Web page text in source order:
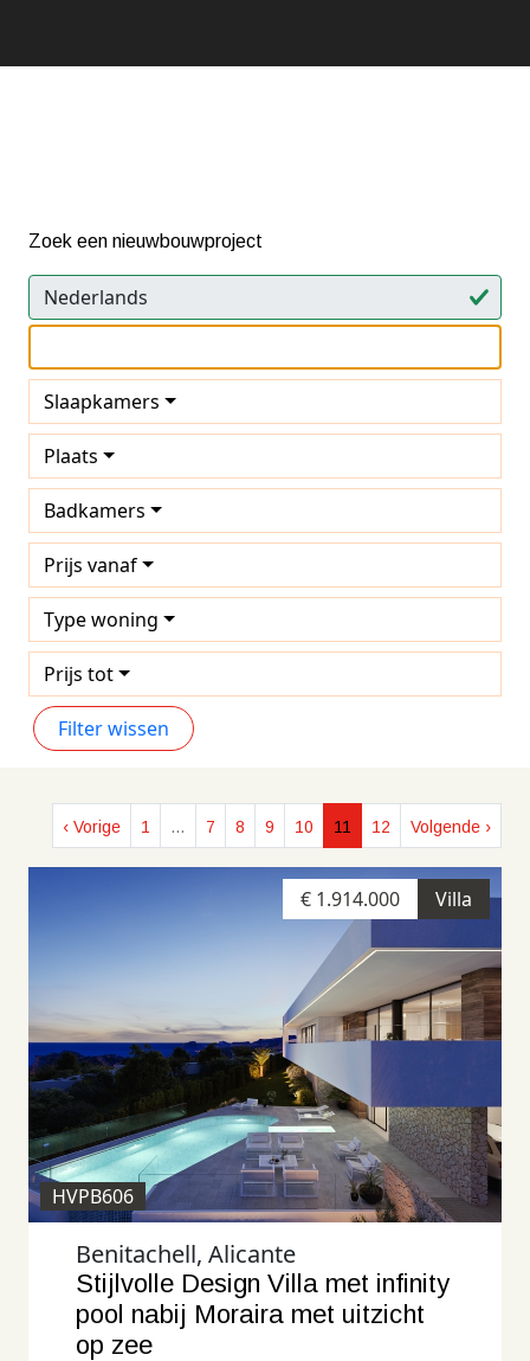
Zoek een nieuwbouwproject
Slaapkamers
Plaats
Badkamers
Prijs vanaf
Type woning
Prijs tot
Filter wissen
‹ Vorige 1 … 7 8 9 10 11 12 Volgende ›
Villa
€ 1.914.000
HVPB606
Benitachell, Alicante
Stijlvolle Design Villa met infinity
pool nabij Moraira met uitzicht
op zee